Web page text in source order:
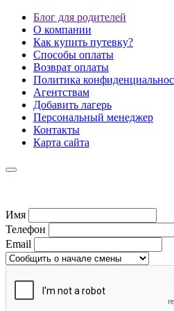
Блог для родителей
О компании
Как купить путевку?
Способы оплаты
Возврат оплаты
Политика
Агентствам
Добавить лагерь
Персональный менеджер
Контакты
Карта сайта
Имя
Телефон
Email